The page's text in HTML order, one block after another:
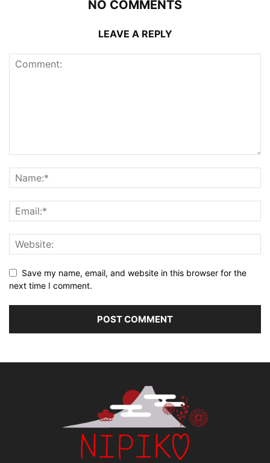
NO COMMENTS
LEAVE A REPLY
Save my name, email, and website in this browser for the
next time I comment.